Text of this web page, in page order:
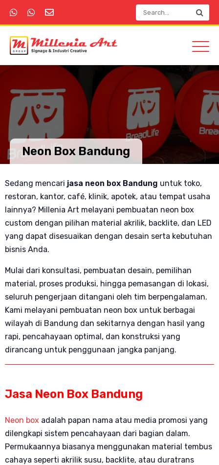
Neon Box Bandung
Sedang mencari jasa neon box Bandung untuk toko,
restoran, kantor, café, klinik, apotek, atau tempat usaha
lainnya? Millenia Art melayani pembuatan neon box
custom dengan pilihan material akrilik, backlite, dan LED
yang dapat disesuaikan dengan desain serta kebutuhan
bisnis Anda.
Mulai dari konsultasi, pembuatan desain, pemilihan
material, proses produksi, hingga pemasangan di lokasi,
seluruh pengerjaan ditangani oleh tim berpengalaman.
Kami melayani pembuatan neon box untuk berbagai
wilayah di Bandung dan sekitarnya dengan hasil yang
rapi, pencahayaan optimal, dan konstruksi yang
dirancang untuk penggunaan jangka panjang.
Jasa Neon Box Bandung
Neon box adalah papan nama atau media promosi yang
dilengkapi sistem pencahayaan dari bagian dalam.
Permukaannya biasanya menggunakan material tembus
cahaya seperti akrilik susu, backlite, atau duratrans